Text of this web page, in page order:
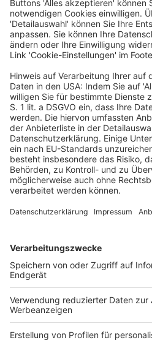
verstanden und nicht lediglich
Gesetzgebung. Die
Investitionen und
Steuersicherheit aktiv
insbesondere, dass
Advance Pricing Agreements,
zu vertretbaren Kosten
konterkarieren jedoch de
lange Verfahrensdauern den
In einer Zeit wachsender
in der es wesentlich ist, dass
in Kauf genommen werden,
Vermeidbare Risiken müssen
Planbarkeit sollte dort, wo sie
perfekte Steuerwelt, aber eine
Prof. Dr. Dr. h.c. Dr. h.c.
Inhaberin der Professur für
insbesondere
der Universität Paderborn,
Accounting for Transparency,
Deutschen
Vizepräsidentin der